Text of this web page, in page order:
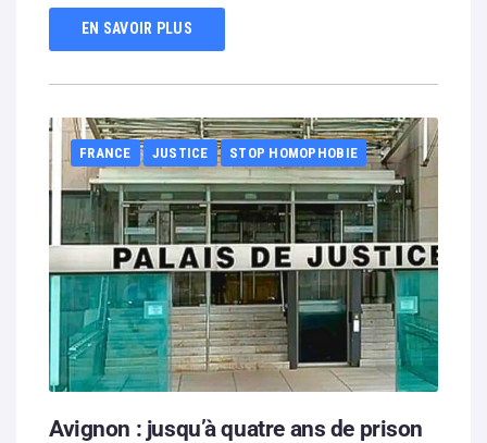
EN SAVOIR PLUS
FRANCE JUSTICE STOP HOMOPHOBIE
Avignon : jusqu’à quatre ans de prison